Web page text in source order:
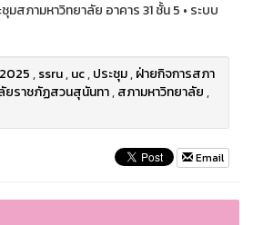
มสภามหาวิทยาลัย อาคาร 31 ชั้น 5 • ระบบ
,ssru,uc,ประชุม,ฝ่ายกิจการสภา
ยราชภัฏสวนสุนันทา,สภามหาวิทยาลัย,
Email